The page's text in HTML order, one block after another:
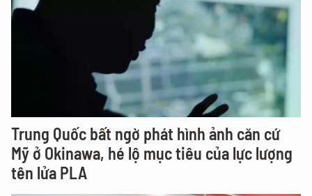
Trung Quốc bất ngờ phát hình ảnh căn cứ
Mỹ ở Okinawa, hé lộ mục tiêu của lực lượng
tên lửa PLA